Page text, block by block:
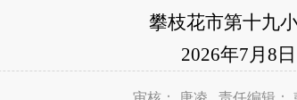
攀枝花市第十九
年7月 8 日